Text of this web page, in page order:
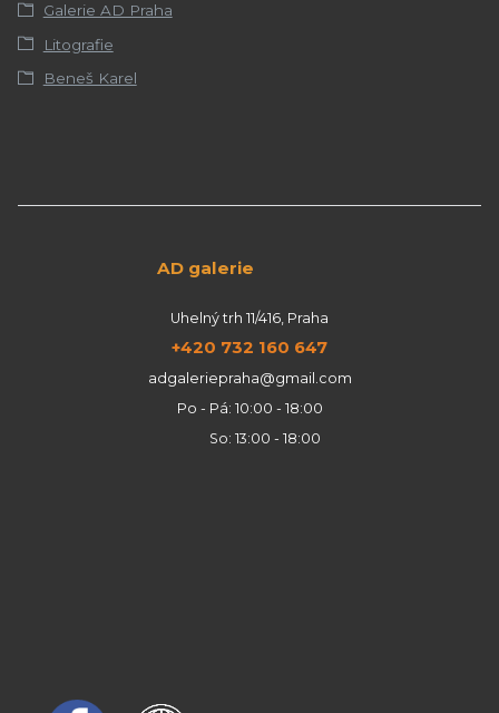
Galerie AD Praha
Litografie
Beneš Karel
AD galerie
Uhelný trh 11/416, Praha
+420 732 160 647
adgaleriepraha@gmail.com
Po - Pá: 10:00 - 18:00
So: 13:00 - 18:00